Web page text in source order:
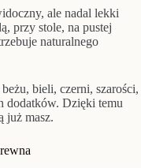
ale nadal lekki
przy stole, na pustej
naturalnego
bieli, czerni, szarości,
dodatków. Dzięki temu
już masz.